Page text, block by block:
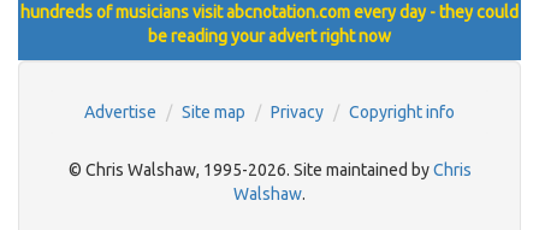
hundreds of musicians visit abcnotation.com every day - they could
be reading your advert right now
Advertise Site map Privacy Copyright info
© Chris Walshaw, 1995-2026. Site maintained byChris
Walshaw.